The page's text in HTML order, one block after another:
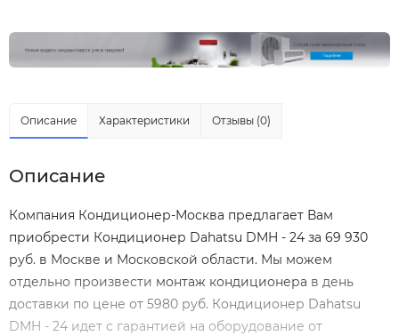
Описание Характеристики Отзывы (0)
Описание
Компания Кондиционер-Москва предлагает Вам
приобрести Кондиционер Dahatsu DMH - 24 за 69 930
руб. в Москве и Московской области. Мы можем
отдельно произвести монтаж кондиционера в день
доставки по цене от 5980 руб. Кондиционер Dahatsu
DMH - 24 идет с гарантией на оборудование от